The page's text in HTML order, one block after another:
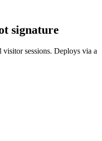
signature
visitor sessions. Deploys via a